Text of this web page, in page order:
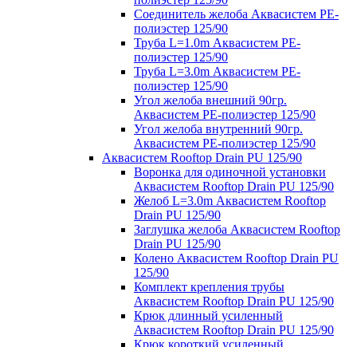
Соединитель желоба Аквасистем PE-
полиэстер 125/90
Труба L=1.0m Аквасистем PE-
полиэстер 125/90
Труба L=3.0m Аквасистем PE-
полиэстер 125/90
Угол желоба внешний 90гр.
Аквасистем PE-полиэстер 125/90
Угол желоба внутренний 90гр.
Аквасистем PE-полиэстер 125/90
Аквасистем Rooftop Drain PU 125/90
Воронка для одиночной установки
Аквасистем Rooftop Drain PU 125/90
Желоб L=3.0m Аквасистем Rooftop
Drain PU 125/90
Заглушка желоба Аквасистем Rooftop
Drain PU 125/90
Колено Аквасистем Rooftop Drain PU
125/90
Комплект крепления трубы
Аквасистем Rooftop Drain PU 125/90
Крюк длинный усиленный
Аквасистем Rooftop Drain PU 125/90
Крюк короткий усиленный